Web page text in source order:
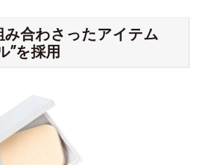
み合わさったアイテム
”を採用